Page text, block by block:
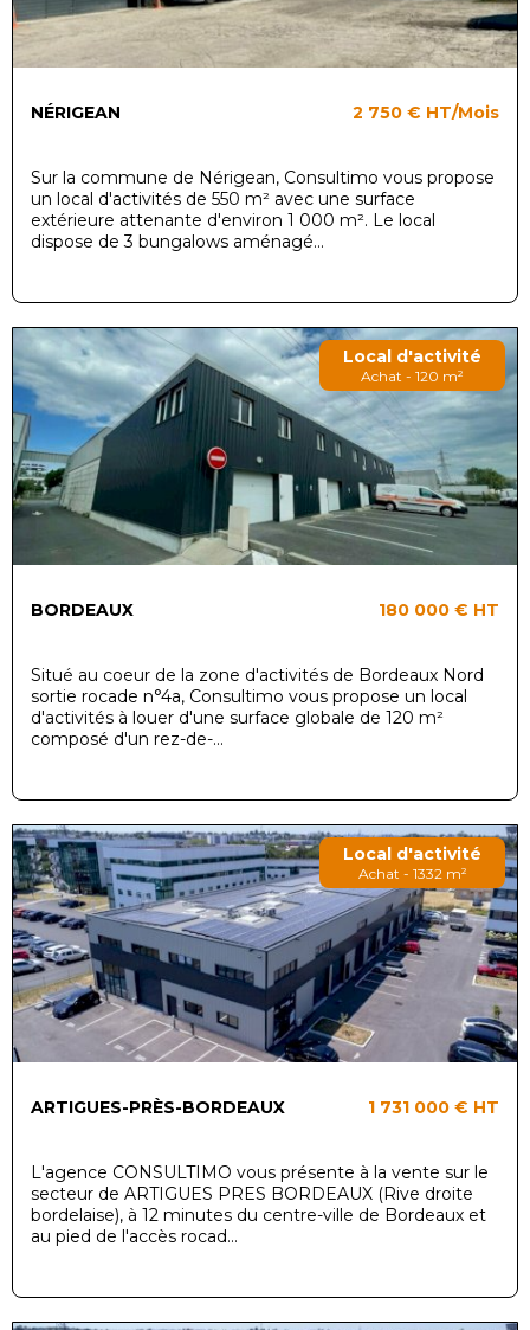
NÉRIGEAN 2 750 € HT/Mois
Sur la commune de Nérigean, Consultimo vous propose
un local d'activités de 550 m² avec une surface
extérieure attenante d'environ 1 000 m². Le local
dispose de 3 bungalows aménagé...
Local d'activité
Achat - 120 m²
BORDEAUX 180 000 € HT
Situé au coeur de la zone d'activités de Bordeaux Nord
sortie rocade n°4a, Consultimo vous propose un local
d'activités à louer d'une surface globale de 120 m²
composé d'un rez-de-...
Local d'activité
Achat - 1332 m²
ARTIGUES-PRÈS-BORDEAUX 1 731 000 € HT
L'agence CONSULTIMO vous présente à la vente sur le
secteur de ARTIGUES PRES BORDEAUX (Rive droite
bordelaise), à 12 minutes du centre-ville de Bordeaux et
au pied de l'accès rocad...